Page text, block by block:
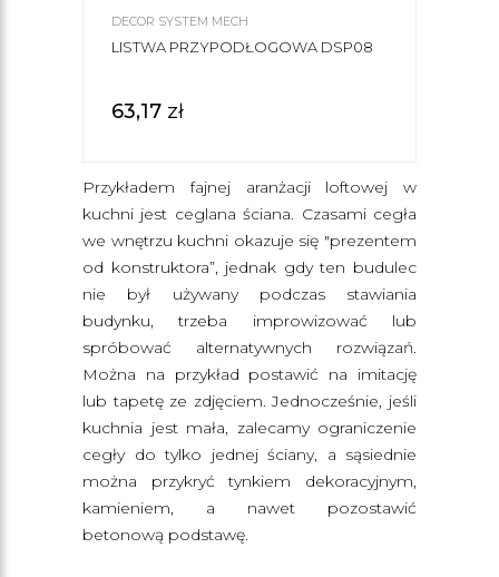
DECOR SYSTEM MECH
LISTWA PRZYPODŁOGOWA DSP08
63,17 zł
Przykładem fajnej aranżacji loftowej w
kuchni jest ceglana ściana. Czasami cegła
we wnętrzu kuchni okazuje się "prezentem
od konstruktora”, jednak gdy ten budulec
nie był używany podczas stawiania
budynku, trzeba improwizować lub
spróbować alternatywnych rozwiązań.
Można na przykład postawić na imitację
lub tapetę ze zdjęciem. Jednocześnie, jeśli
kuchnia jest mała, zalecamy ograniczenie
cegły do ​​tylko jednej ściany, a sąsiednie
można przykryć tynkiem dekoracyjnym,
kamieniem, a nawet pozostawić
betonową podstawę.